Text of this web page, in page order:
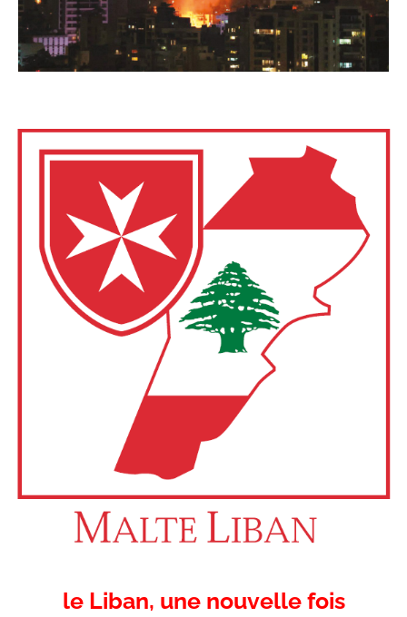
le Liban, une nouvelle fois